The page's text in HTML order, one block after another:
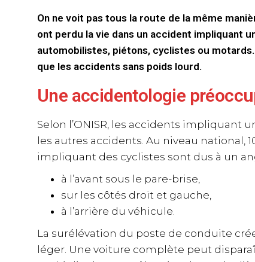
On ne voit pas tous la route de la même
ont perdu la vie dans un accident impliquant
automobilistes, piétons, cyclistes ou
que les accidents sans poids lourd.
Une accidentologie
Selon l’ONISR, les accidents impliquant
les autres accidents. Au niveau national,
impliquant des cyclistes sont dus à un
à l’avant sous le pare-brise,
sur les côtés droit et gauche,
à l’arrière du véhicule.
La surélévation du poste de conduite
léger. Une voiture complète peut